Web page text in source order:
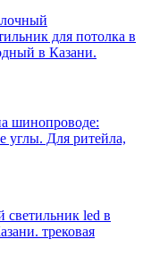
для потолка в
в Казани.
шинопроводе:
углы. Для ритейла,
светильник led в
трековая